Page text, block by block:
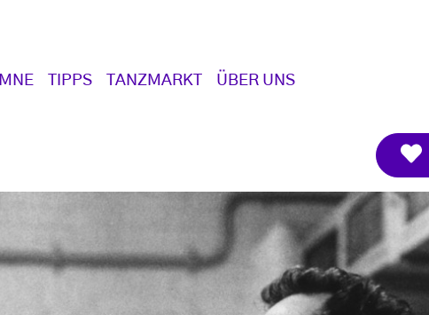
TIPPS TANZMARKT ÜBER UNS